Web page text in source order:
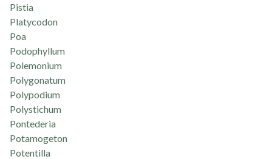
Pistia
Platycodon
Poa
Podophyllum
Polemonium
Polygonatum
Polypodium
Polystichum
Pontederia
Potamogeton
Potentilla